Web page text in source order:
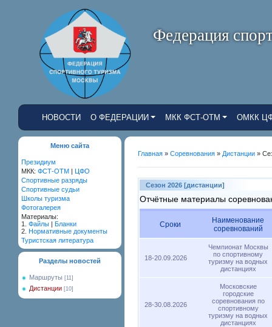
Федерация
НОВОСТИ О ФЕДЕРАЦИИ МКК ФСТ-ОТМ ОМКК
Меню сайта
Президиум
МКК: ФСТ-ОТМ | ЦФО
Cпортивные разряды
Спортивные судьи
Школы туризма
Фотогалерея
Материалы:
1. Файлы | Бланки
2. Нормативные документы
Туристская литература
Разделы новостей
Маршруты [11]
Дистанции [10]
Главная » Соревнования » Дистанции »
Сезон 2026 [дистанции]
Отчётные материалы
Сроки
Наименование
соревнований
18-20.09.2026
Чемпионат Москвы
по спортивному
туризму на водных
дистанциях
28-30.08.2026
Московские
городские
соревнования по
спортивному
туризму на водных
дистанциях